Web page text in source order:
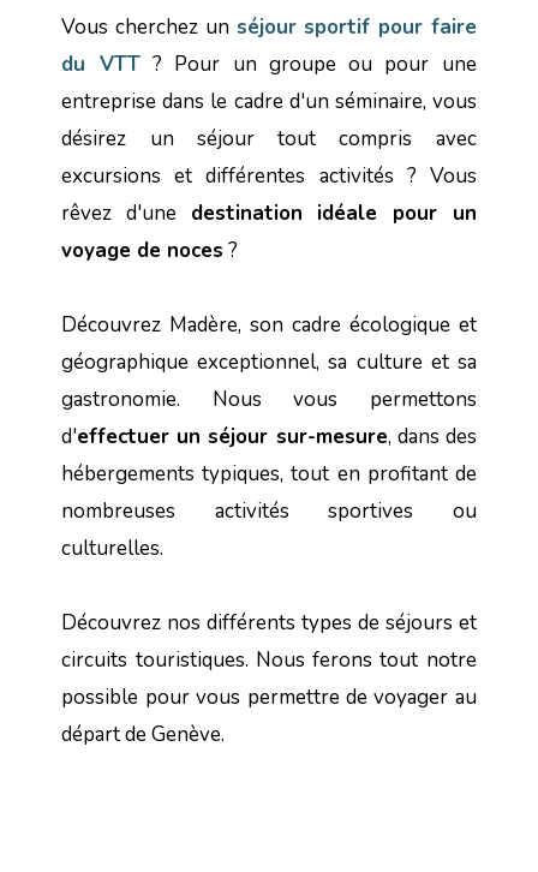
Vous cherchez un séjour sportif pour faire
du VTT? Pour un groupe ou pour une
entreprise dans le cadre d'un séminaire, vous
désirez un séjour tout compris avec
excursions et différentes activités ? Vous
rêvez d'une destination idéale pour un
voyage de noces ?
Découvrez Madère, son cadre écologique et
géographique exceptionnel, sa culture et sa
gastronomie. Nous vous permettons
d'effectuer un séjour sur-mesure, dans des
hébergements typiques, tout en profitant de
nombreuses activités sportives ou
culturelles.
Découvrez nos différents types de séjours et
circuits touristiques. Nous ferons tout notre
possible pour vous permettre de voyager au
départ de Genève.